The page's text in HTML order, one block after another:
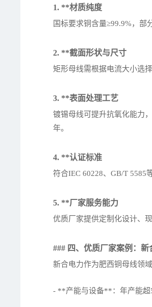
1. **材质纯度
国标要求铜含量≥99.9%，部
2. **截面形状与尺寸
矩形母线需根据电流大小选
3. **表面处理工艺
镀锡母线可提升抗氧化能力
年。
4. **认证标准
符合IEC 60228、GB/T 5585
5. **厂家服务能力
优质厂家提供定制化设计、
### 四、优质厂家案例：新
新合电力作为肥西铜母线领
- **产能与设备**：年产能超